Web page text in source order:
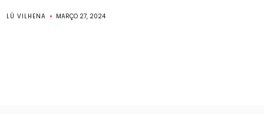
LÚ VILHENA MARÇO 27, 2024